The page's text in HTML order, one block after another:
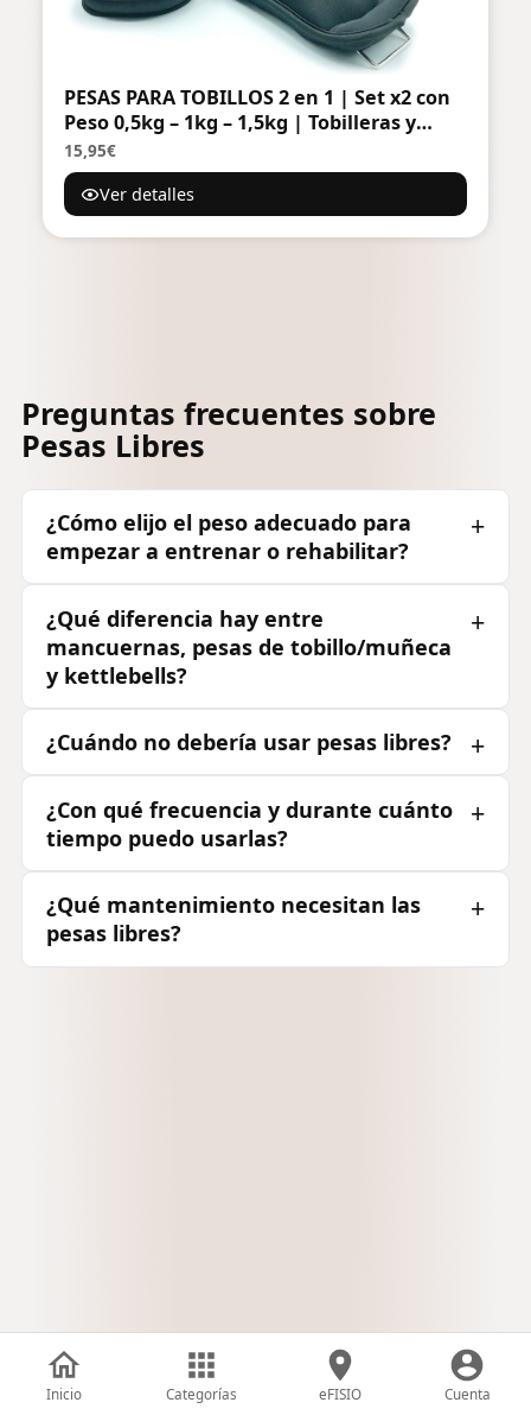
Inicio Categorías eFISIO Cuenta
PESAS PARA TOBILLOS 2 en 1 | Set x2 con
Peso 0,5kg – 1kg – 1,5kg | Tobilleras y
Lastres para Ejercicios, Pilates, Running,
Casa | Ajuste Velcro + Neopreno +
Máxima Comodidad | Para Tobillos y
Muñecas
15,95€
Ver detalles
Preguntas frecuentes sobre
Pesas Libres
¿Cómo elijo el peso adecuado para
empezar a entrenar o rehabilitar?
¿Qué diferencia hay entre
mancuernas, pesas de tobillo/muñeca
y kettlebells?
¿Cuándo no debería usar pesas libres?
¿Con qué frecuencia y durante cuánto
tiempo puedo usarlas?
¿Qué mantenimiento necesitan las
pesas libres?